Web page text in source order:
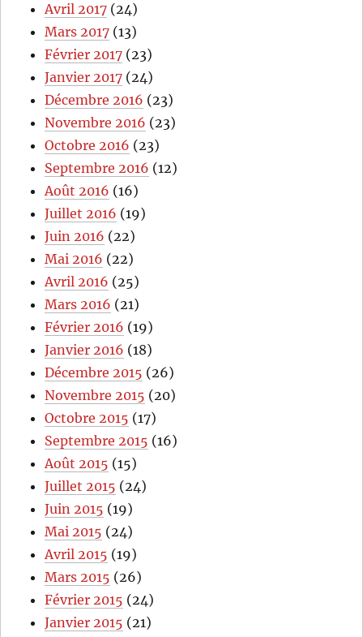
Avril 2017 (24)
Mars 2017 (13)
Février 2017 (23)
Janvier 2017 (24)
Décembre 2016 (23)
Novembre 2016 (23)
Octobre 2016 (23)
Septembre 2016 (12)
Août 2016 (16)
Juillet 2016 (19)
Juin 2016 (22)
Mai 2016 (22)
Avril 2016 (25)
Mars 2016 (21)
Février 2016 (19)
Janvier 2016 (18)
Décembre 2015 (26)
Novembre 2015 (20)
Octobre 2015 (17)
Septembre 2015 (16)
Août 2015 (15)
Juillet 2015 (24)
Juin 2015 (19)
Mai 2015 (24)
Avril 2015 (19)
Mars 2015 (26)
Février 2015 (24)
Janvier 2015 (21)